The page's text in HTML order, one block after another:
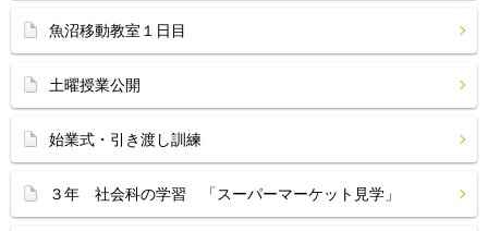
魚沼移動教室１日目
土曜授業公開
始業式・引き渡し訓練
３年 社会科の学習 「スーパーマーケット見学」